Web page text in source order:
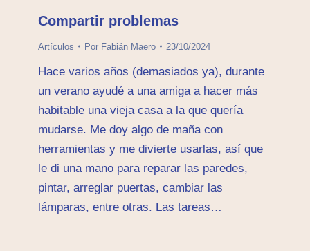
Compartir problemas
Artículos Por Fabián Maero 23/10/2024
Hace varios años (demasiados ya), durante
un verano ayudé a una amiga a hacer más
habitable una vieja casa a la que quería
mudarse. Me doy algo de maña con
herramientas y me divierte usarlas, así que
le di una mano para reparar las paredes,
pintar, arreglar puertas, cambiar las
lámparas, entre otras. Las tareas…